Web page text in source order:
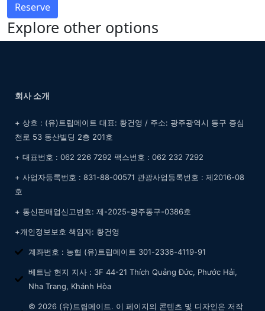
Reserve
Explore other options
회사 소개
+ 상호 : (유)트립메이트 대표: 황건영 / 주소: 광주광역시 동구 증심
천로 53 동산빌딩 2층 201호
+ 대표번호 : 062 226 7292 팩스번호 : 062 232 7292
+ 사업자등록번호 : 831-88-00571 관광사업등록번호 : 제2016-08
호
+ 통신판매업신고번호: 제-2025-광주동구-0386호
+개인정보보호 책임자: 황건영
계좌번호 : 농협 (유)트립메이트 301-2336-4119-91
베트남 현지 지사 : 3F 44-21 Thích Quảng Đức, Phước Hải,
Nha Trang, Khánh Hòa
© 2026 (유)트립메이트. 이 페이지의 콘텐츠 및 디자인은 저작